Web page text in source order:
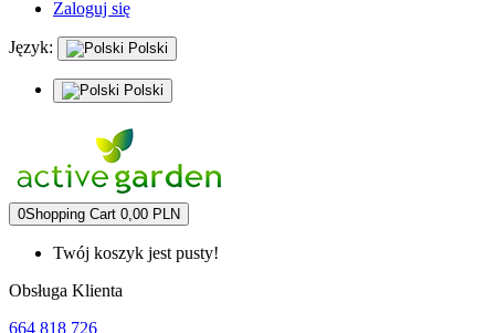
Zaloguj się
Język: Polski
Polski
0Shopping Cart 0,00 PLN
Twój koszyk jest pusty!
Obsługa Klienta
664 818 726